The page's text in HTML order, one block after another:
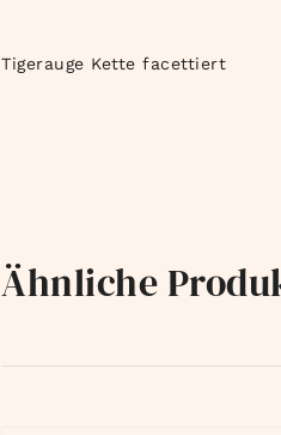
Tigerauge Kette facettiert
Ähnliche